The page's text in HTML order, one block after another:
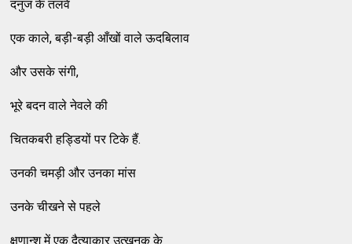
दनुज के तलवे
एक काले, बड़ी-बड़ी आँखों वाले ऊदबिलाव
और उसके संगी,
भूरे बदन वाले नेवले की
चितकबरी हड्डियों पर टिके हैं.
उनकी चमड़ी और उनका मांस
उनके चीखने से पहले
क्षणान्श में एक दैत्याकार उत्खनक के